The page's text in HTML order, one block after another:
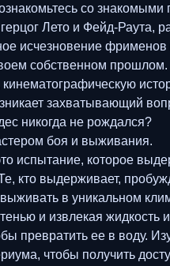
со
Лето и Фейд-Раута,
исчезновение фрименов
собственном прошлом.
кинематографическую
захватывающий
никогда не рождался?
боя и выживания.
испытание, которое
кто выдерживает,
в уникальном
и извлекая жидкость
превратить ее в воду.
чтобы получить